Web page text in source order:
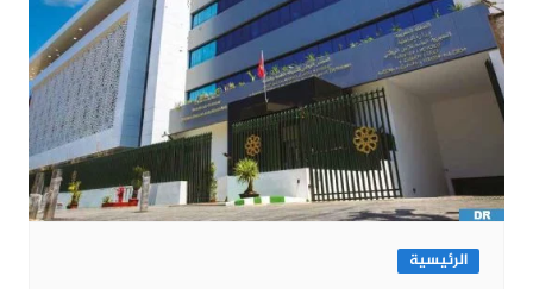
الرئيسية